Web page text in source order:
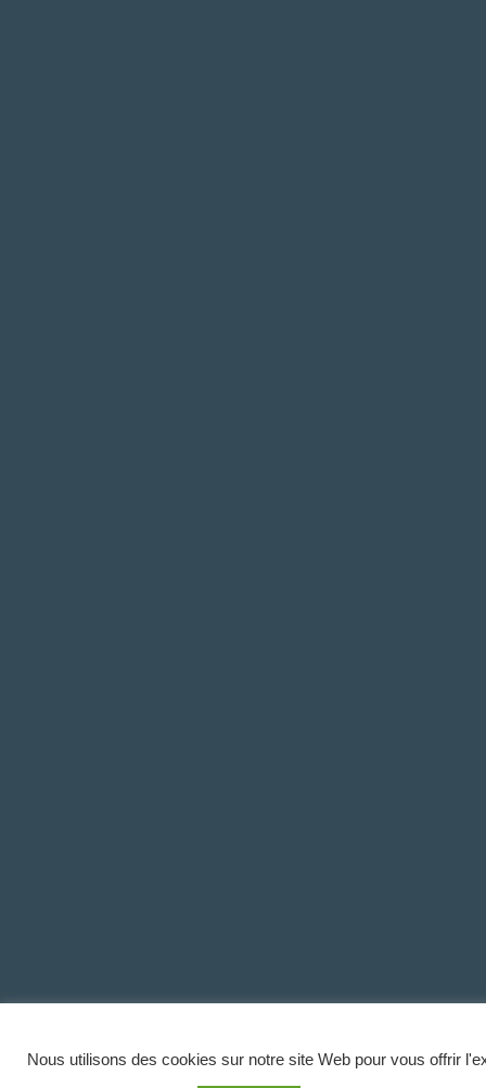
Nous utilisons des cookies sur notre site Web pour vous offrir